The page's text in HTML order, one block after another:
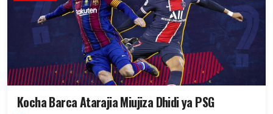
Kocha Barca Atarajia Miujiza Dhidi ya PSG